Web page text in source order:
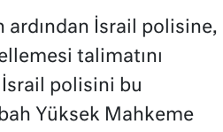
ardından İsrail polisine,
talimatını
İsrail polisini bu
Yüksek Mahkeme